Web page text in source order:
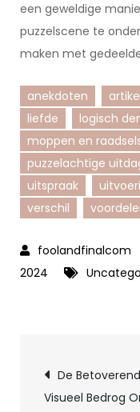
een geweldige
puzzelscene te
maken met
anekdoten
liefde
logisch
moppen en
puzzelachtige
uitspraak
verschil
2024
Moppen
De
Visueel Bedrog